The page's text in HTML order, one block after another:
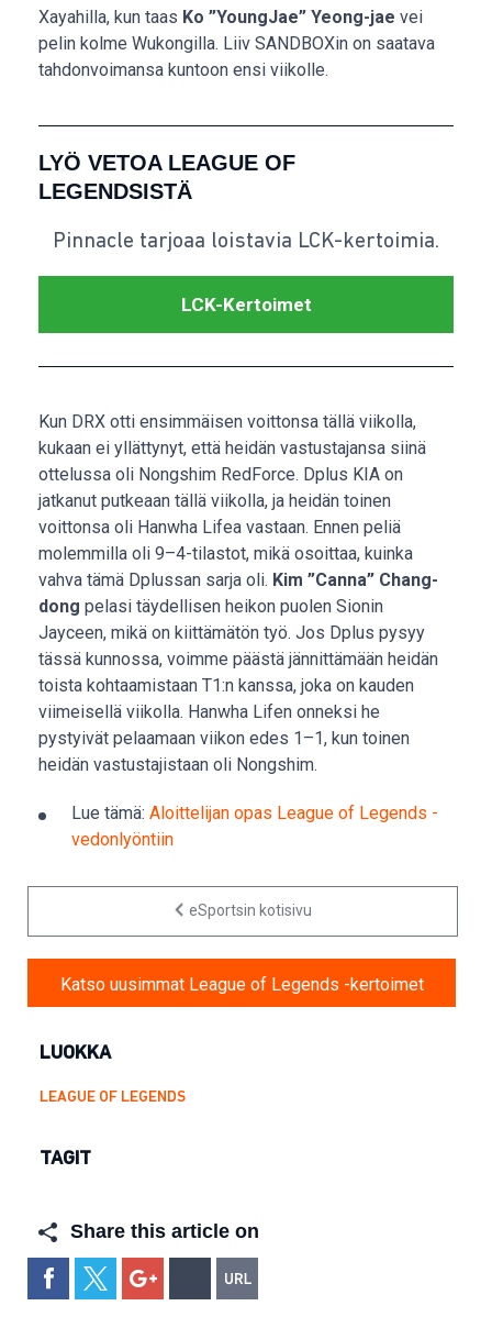
Xayahilla, kun taas Ko ”YoungJae” Yeong-jae vei
pelin kolme Wukongilla. Liiv SANDBOXin on saatava
tahdonvoimansa kuntoon ensi viikolle.
LYÖ VETOA LEAGUE OF
LEGENDSISTÄ
Pinnacle tarjoaa loistavia LCK-kertoimia.
LCK-Kertoimet
Kun DRX otti ensimmäisen voittonsa tällä viikolla,
kukaan ei yllättynyt, että heidän vastustajansa siinä
ottelussa oli Nongshim RedForce. Dplus KIA on
jatkanut putkeaan tällä viikolla, ja heidän toinen
voittonsa oli Hanwha Lifea vastaan. Ennen peliä
molemmilla oli 9–4-tilastot, mikä osoittaa, kuinka
vahva tämä Dplussan sarja oli. Kim ”Canna” Chang-
dong pelasi täydellisen heikon puolen Sionin
Jayceen, mikä on kiittämätön työ. Jos Dplus pysyy
tässä kunnossa, voimme päästä jännittämään heidän
toista kohtaamistaan T1:n kanssa, joka on kauden
viimeisellä viikolla. Hanwha Lifen onneksi he
pystyivät pelaamaan viikon edes 1–1, kun toinen
heidän vastustajistaan oli Nongshim.
Lue tämä: Aloittelijan opas League of Legends -
vedonlyöntiin
eSportsin kotisivu
Katso uusimmat League of Legends -kertoimet
LUOKKA
LEAGUE OF LEGENDS
TAGIT
Share this article on